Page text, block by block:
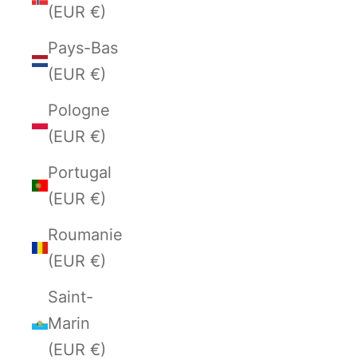
(EUR €)
Pays-Bas
(EUR €)
Pologne
(EUR €)
Portugal
(EUR €)
Roumanie
(EUR €)
Saint-
Marin
(EUR €)